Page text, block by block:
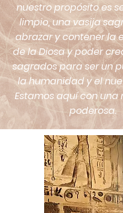
nuestro propósito es
limpio, una vasija
abrazar y contener la
de la Diosa y poder
sagrados para ser un
la humanidad y el
Estamos aquí con una
poderosa.